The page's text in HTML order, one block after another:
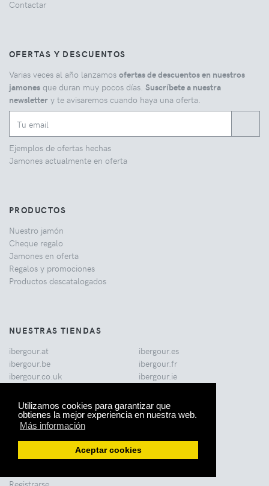
Utilizamos cookies para garantizar que
obtienes la mejor experiencia en nuestra web.
Más información
Aceptar cookies
Contactar
OFERTAS Y DESCUENTOS
Varias veces al año lanzamos ofertas de descuentos en nuestros
jamones que duran muy pocos días. Suscríbete a nuestra
newsletter y te avisaremos cuando haya una oferta.
Ejemplos de ofertas hechas
Jamones actualmente en oferta
PRODUCTOS
Nuestro jamón
Cheque regalo
Jamones en oferta
Regalos y promociones
Productos descatalogados
NUESTRAS TIENDAS
ibergour.at
ibergour.be
ibergour.co.uk
ibergour.de
ibergour.es
ibergour.fr
ibergour.ie
VENTA AL POR MAYOR